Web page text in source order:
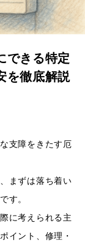
できる特定
を徹底解説
支障をきたす厄
まずは落ち着い
す。
に考えられる主
イント、修理・